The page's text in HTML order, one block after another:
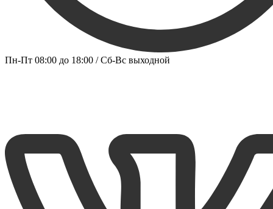
Пн-Пт 08:00 до 18:00 / Сб-Вс выходной